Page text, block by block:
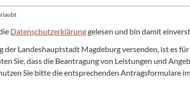
Datenschutzerklärunggelesen und bin damit
Landeshauptstadt Magdeburg versenden, ist es
Sie, dass die Beantragung von Leistungen und
Sie bitte die entsprechenden Antragsformulare